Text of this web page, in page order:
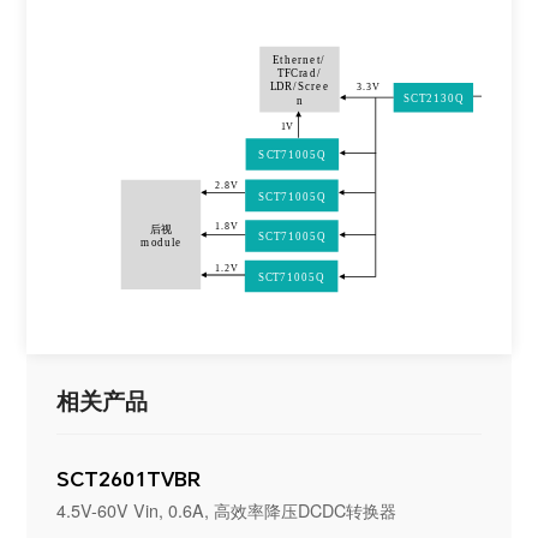
Ethernet/
TFCrad /
LDR/Scree
n
3.3V
SCT2130Q
SCT71005Q
SCT71005Q
SCT71005Q
1V
2.8V
SCT71005Q
1.8V
1.2V
后视
module
相关产品
SCT2601TVBR
4.5V-60V Vin, 0.6A, 高效率降压DCDC转换器